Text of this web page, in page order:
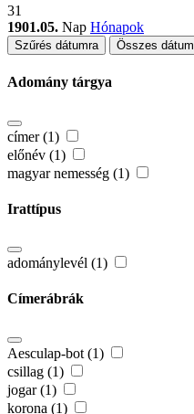
31
1901.05. Nap Hónapok
Szűrés dátumra Összes dátum
Adomány tárgya
címer (1)
előnév (1)
magyar nemesség (1)
Irattípus
adománylevél (1)
Címerábrák
Aesculap-bot (1)
csillag (1)
jogar (1)
korona (1)